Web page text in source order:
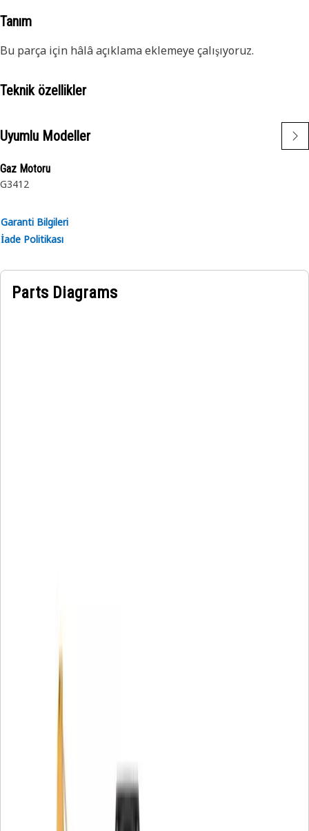
Tanım
Bu parça için hâlâ açıklama eklemeye çalışıyoruz.
Teknik özellikler
Uyumlu Modeller
Gaz Motoru
G3412
Garanti Bilgileri
İade Politikası
Parts Diagrams